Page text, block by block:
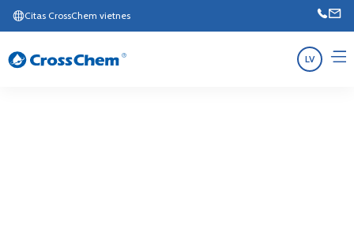
Citas CrossChem vietnes
LV